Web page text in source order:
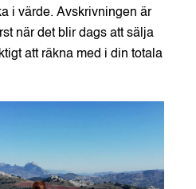
i värde. Avskrivningen är
när det blir dags att sälja
att räkna med i din totala